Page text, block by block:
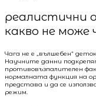
реалистични
какво не може
Чага не е „вълшебен“
Научните данни
противовъзпалителен
нормалната функция на
представа и да се
режим.